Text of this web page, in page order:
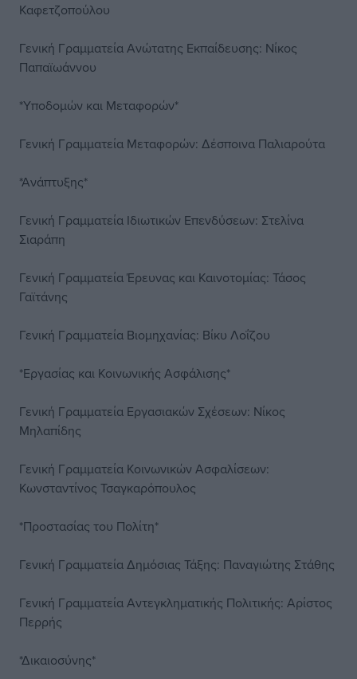
Καφετζοπούλου
Γενική Γραμματεία Ανώτατης Εκπαίδευσης: Νίκος
Παπαϊωάννου
*Υποδομών και Μεταφορών*
Γενική Γραμματεία Μεταφορών: Δέσποινα Παλιαρούτα
*Ανάπτυξης*
Γενική Γραμματεία Ιδιωτικών Επενδύσεων: Στελίνα
Σιαράπη
Γενική Γραμματεία Έρευνας και Καινοτομίας: Τάσος
Γαϊτάνης
Γενική Γραμματεία Βιομηχανίας: Βίκυ Λοΐζου
*Εργασίας και Κοινωνικής Ασφάλισης*
Γενική Γραμματεία Εργασιακών Σχέσεων: Νίκος
Μηλαπίδης
Γενική Γραμματεία Κοινωνικών Ασφαλίσεων:
Κωνσταντίνος Τσαγκαρόπουλος
*Προστασίας του Πολίτη*
Γενική Γραμματεία Δημόσιας Τάξης: Παναγιώτης Στάθης
Γενική Γραμματεία Αντεγκληματικής Πολιτικής: Αρίστος
Περρής
*Δικαιοσύνης*